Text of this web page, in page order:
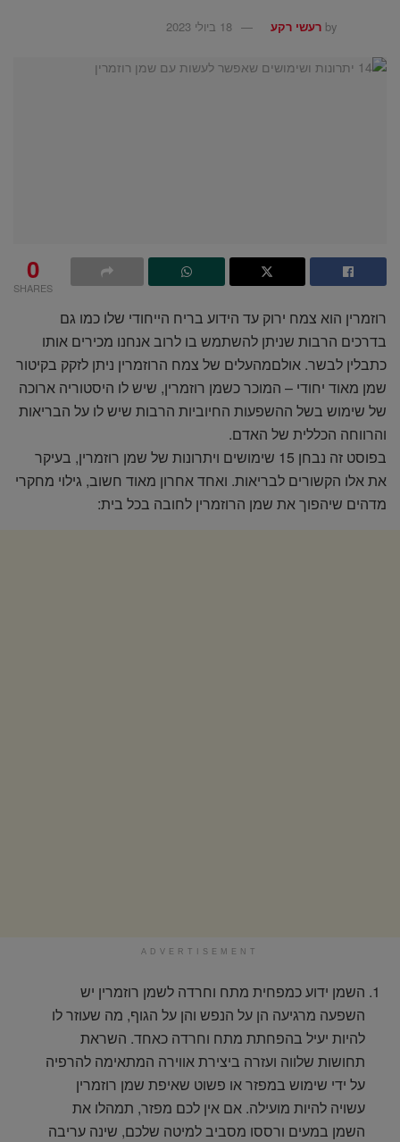
by רעשי רקע 18 ביולי 2023
0
SHARES
רוזמרין הוא צמח ירוק עד הידוע בריח הייחודי שלו כמו גם
בדרכים הרבות שניתן להשתמש בו לרוב אנחנו מכירים אותו
כתבלין לבשר. אולםמהעלים של צמח הרוזמרין ניתן לזקק בקיטור
שמן מאוד יחודי – המוכר כשמן רוזמרין, שיש לו היסטוריה ארוכה
של שימוש בשל ההשפעות החיוביות הרבות שיש לו על הבריאות
והרווחה הכללית של האדם.
בפוסט זה נבחן 15 שימושים ויתרונות של שמן רוזמרין, בעיקר
את אלו הקשורים לבריאות. ואחד אחרון מאוד חשוב, גילוי מחקרי
מדהים שיהפוך את שמן הרוזמרין לחובה בכל בית:
ADVERTISEMENT
השמן ידוע כמפחית מתח וחרדה לשמן רוזמרין יש
השפעה מרגיעה הן על הנפש והן על הגוף, מה שעוזר לו
להיות יעיל בהפחתת מתח וחרדה כאחד. השראת
תחושות שלווה ועזרה ביצירת אווירה המתאימה להרפיה
על ידי שימוש במפזר או פשוט שאיפת שמן רוזמרין
עשויה להיות מועילה. אם אין לכם מפזר, תמהלו את
השמן במעים ורססו מסביב למיטה שלכם, שינה עריבה